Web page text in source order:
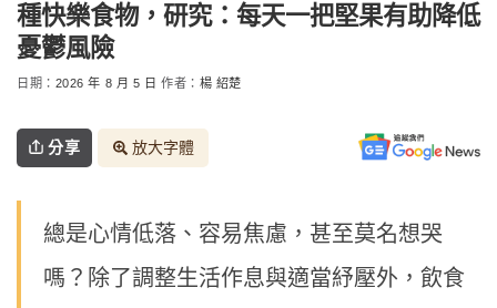
種快樂食物，研究：每天一把堅果有助降低
憂鬱風險
日期： 2026 年 8 月 5 日 作者： 楊 紹楚
分享 放大字體
總是心情低落、容易焦慮，甚至莫名想哭
嗎？除了調整生活作息與適當紓壓外，飲食